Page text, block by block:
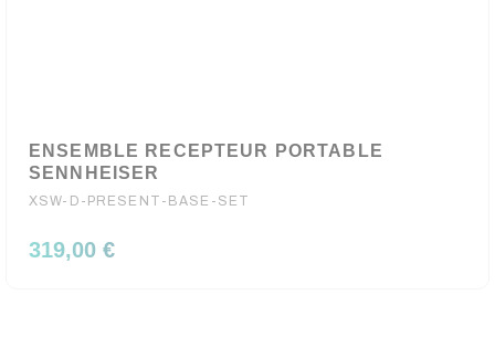
ENSEMBLE RECEPTEUR PORTABLE
SENNHEISER
XSW-D-PRESENT-BASE-SET
319,00 €